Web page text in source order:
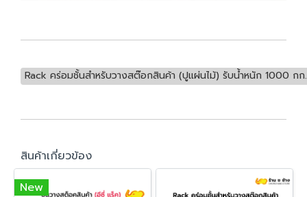
Rack คร่อมชั้นสำหรับวางสต๊อกสินค้า (ปูแผ่นไม้) รับน้ำหนัก 1000 ก
สินค้าเกี่ยวข้อง
New